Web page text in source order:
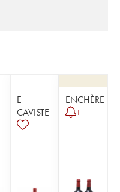
E-
CAVISTE
ENCHÈRE
1